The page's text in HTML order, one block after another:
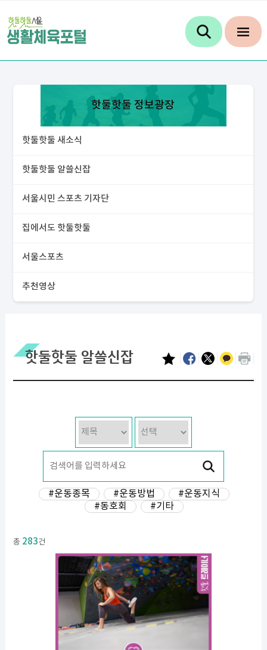
핫둘핫둘 정보광장
핫둘핫둘 새소식
핫둘핫둘 알쓸신잡
서울시민 스포츠 기자단
집에서도 핫둘핫둘
서울스포츠
추천영상
핫둘핫둘 알쓸신잡
#운동종목 #운동방법
#운동지식
#동호회
#기타
총 283건